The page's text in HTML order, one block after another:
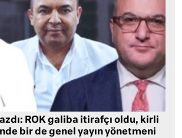
ROK galiba itirafçı oldu, kirli
bir de genel yayın yönetmeni